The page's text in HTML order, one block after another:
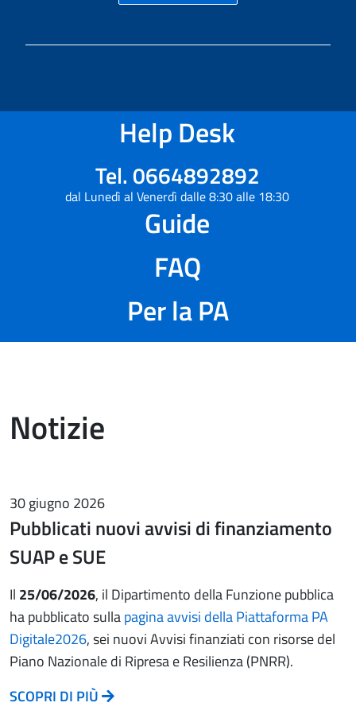
Help Desk
Tel. 0664892892
dal Lunedì al Venerdì dalle 8:30 alle 18:30
Guide
FAQ
Per la PA
Notizie
30 giugno 2026
Pubblicati nuovi avvisi di finanziamento
SUAP e SUE
Il 25/06/2026, il Dipartimento della Funzione pubblica
ha pubblicato sullapagina avvisi della Piattaforma PA
Digitale2026, sei nuovi Avvisi finanziati con risorse del
Piano Nazionale di Ripresa e Resilienza (PNRR).
SCOPRI DI PIÙ